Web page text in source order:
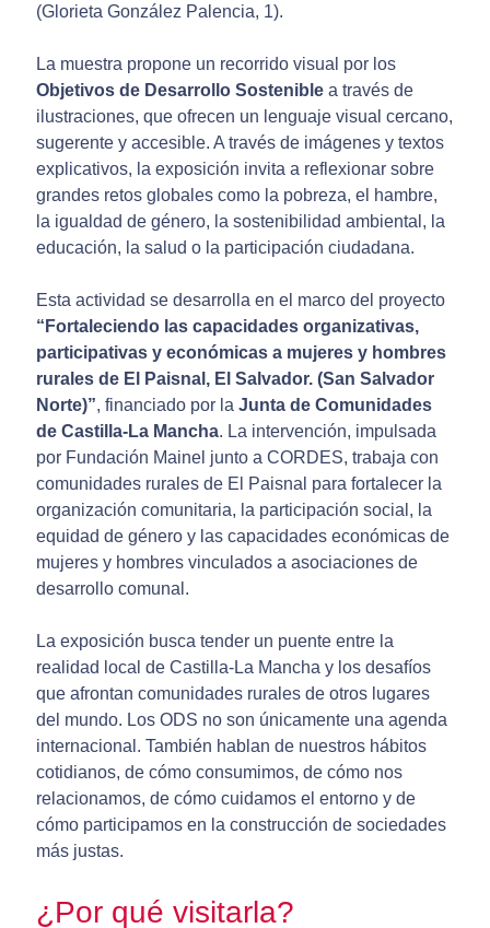
(Glorieta González Palencia, 1).
La muestra propone un recorrido visual por los
Objetivos de Desarrollo Sosteniblea través de
ilustraciones, que ofrecen un lenguaje visual cercano,
sugerente y accesible. A través de imágenes y textos
explicativos, la exposición invita a reflexionar sobre
grandes retos globales como la pobreza, el hambre,
la igualdad de género, la sostenibilidad ambiental, la
educación, la salud o la participación ciudadana.
Esta actividad se desarrolla en el marco del proyecto
“Fortaleciendo las capacidades organizativas,
participativas y económicas a mujeres y hombres
rurales de El Paisnal, El Salvador. (San Salvador
Norte)”, financiado por la Junta de Comunidades
de Castilla-La Mancha. La intervención, impulsada
por Fundación Mainel junto a CORDES, trabaja con
comunidades rurales de El Paisnal para fortalecer la
organización comunitaria, la participación social, la
equidad de género y las capacidades económicas de
mujeres y hombres vinculados a asociaciones de
desarrollo comunal.
La exposición busca tender un puente entre la
realidad local de Castilla-La Mancha y los desafíos
que afrontan comunidades rurales de otros lugares
del mundo. Los ODS no son únicamente una agenda
internacional. También hablan de nuestros hábitos
cotidianos, de cómo consumimos, de cómo nos
relacionamos, de cómo cuidamos el entorno y de
cómo participamos en la construcción de sociedades
más justas.
¿Por qué visitarla?